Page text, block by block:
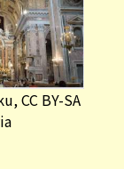
CC BY-SA